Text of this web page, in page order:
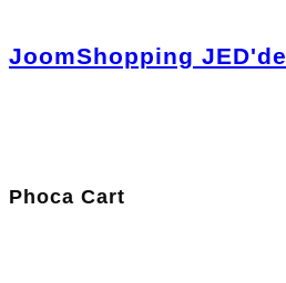
JoomShopping JED'de
Phoca Cart